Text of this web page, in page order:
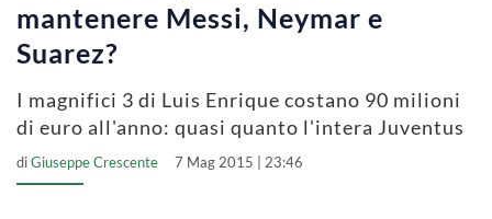
mantenere Messi, Neymar e
Suarez?
I magnifici 3 di Luis Enrique costano 90 milioni
di euro all'anno: quasi quanto l'intera Juventus
diGiuseppe Crescente 7 Mag 2015 | 23:46